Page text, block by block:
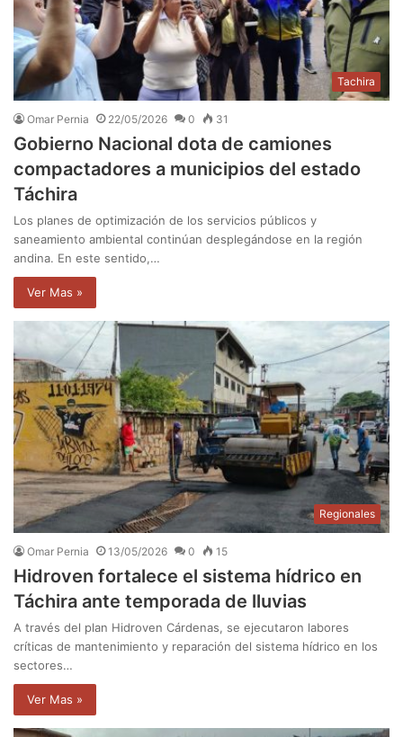
Tachira
Omar Pernia 22/05/2026 0 31
Gobierno Nacional dota de camiones
compactadores a municipios del estado
Táchira
Los planes de optimización de los servicios públicos y
saneamiento ambiental continúan desplegándose en la región
andina. En este sentido,…
Ver Mas »
Regionales
Omar Pernia 13/05/2026 0 15
Hidroven fortalece el sistema hídrico en
Táchira ante temporada de lluvias
A través del plan Hidroven Cárdenas, se ejecutaron labores
críticas de mantenimiento y reparación del sistema hídrico en los
sectores…
Ver Mas »